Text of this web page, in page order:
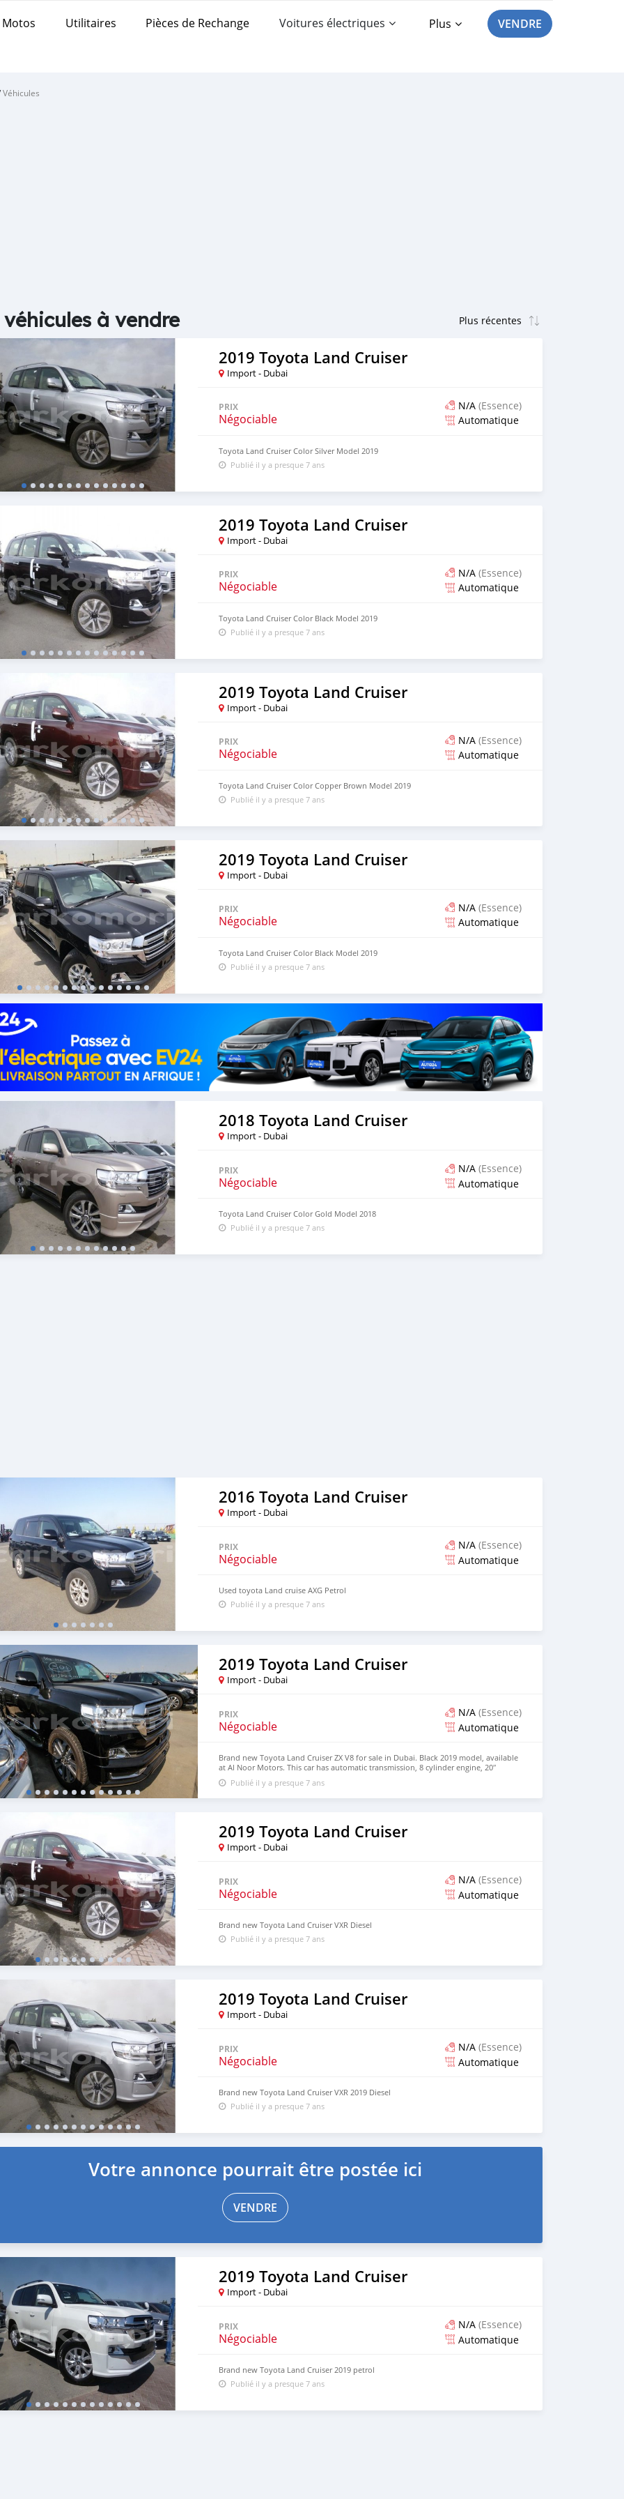
Motos Utilitaires Pièces de Rechange Voitures électriques Plus VENDRE
Véhicules
véhicules à vendre
2019 Toyota Land Cruiser
Import - Dubai
PRIX
Négociable
N/A (Essence)
Automatique
Toyota Land Cruiser Color Silver Model 2019
Publié il y a presque 7 ans
2019 Toyota Land Cruiser
Import - Dubai
PRIX
Négociable
N/A (Essence)
Automatique
Toyota Land Cruiser Color Black Model 2019
Publié il y a presque 7 ans
2019 Toyota Land Cruiser
Import - Dubai
PRIX
Négociable
N/A (Essence)
Automatique
Toyota Land Cruiser Color Copper Brown Model 2019
Publié il y a presque 7 ans
2019 Toyota Land Cruiser
Import - Dubai
PRIX
Négociable
N/A (Essence)
Automatique
Toyota Land Cruiser Color Black Model 2019
Publié il y a presque 7 ans
2018 Toyota Land Cruiser
Import - Dubai
PRIX
Négociable
N/A (Essence)
Automatique
Toyota Land Cruiser Color Gold Model 2018
Publié il y a presque 7 ans
2016 Toyota Land Cruiser
Import - Dubai
PRIX
Négociable
N/A (Essence)
Automatique
Used toyota Land cruise AXG Petrol
Publié il y a presque 7 ans
2019 Toyota Land Cruiser
Import - Dubai
PRIX
Négociable
N/A (Essence)
Automatique
Brand new Toyota Land Cruiser ZX V8 for sale in Dubai. Black 2019 model, available
at Al Noor Motors. This car has automatic transmission, 8 cylinder engine, 20″
wheels and beige interior. Imported specs.
Publié il y a presque 7 ans
2019 Toyota Land Cruiser
Import - Dubai
PRIX
Négociable
N/A (Essence)
Automatique
Brand new Toyota Land Cruiser VXR Diesel
Publié il y a presque 7 ans
2019 Toyota Land Cruiser
Import - Dubai
PRIX
Négociable
N/A (Essence)
Automatique
Brand new Toyota Land Cruiser VXR 2019 Diesel
Publié il y a presque 7 ans
Votre annonce pourrait être postée ici
VENDRE
2019 Toyota Land Cruiser
Import - Dubai
PRIX
Négociable
N/A (Essence)
Automatique
Brand new Toyota Land Cruiser 2019 petrol
Publié il y a presque 7 ans